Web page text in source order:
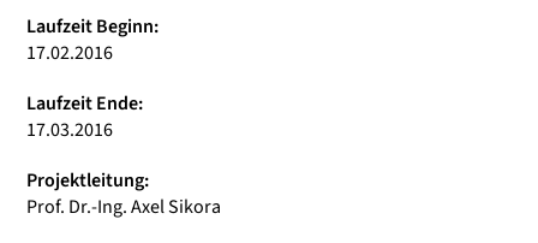
Laufzeit Beginn:
17.02.2016
Laufzeit Ende:
17.03.2016
Projektleitung:
Prof. Dr.-Ing. Axel Sikora